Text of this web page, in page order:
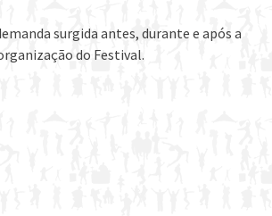
surgida antes, durante e após a
do Festival.